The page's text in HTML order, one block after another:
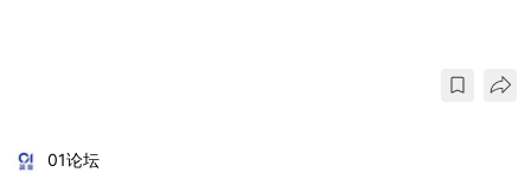
01论坛